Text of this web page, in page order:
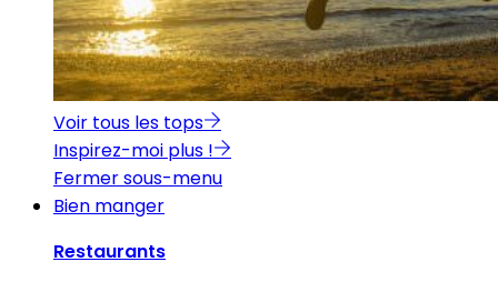
Voir tous les tops
Inspirez-moi plus !
Fermer sous-menu
Bien manger
Restaurants